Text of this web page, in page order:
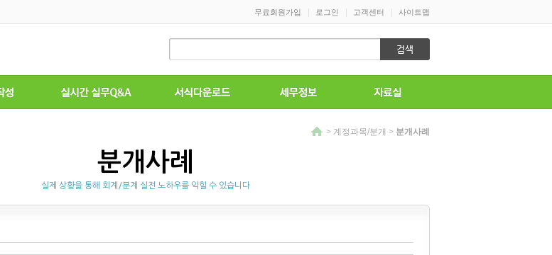
무료회원가입 로그인 고객센터 사이트맵
> 계정과목/분개 > 분개사례
분개사례
실제 상황을 통해 회계/분계 실전 노하우를 익힐 수 있습니다